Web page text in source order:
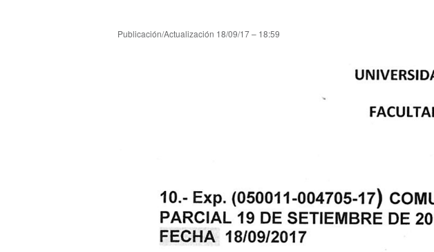
Publicación/Actualización 18/09/17 – 18:59